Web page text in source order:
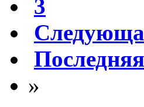
3
Последняя
»